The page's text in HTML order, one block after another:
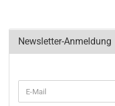
Newsletter-Anmeldung
ZUR
E-
Mail